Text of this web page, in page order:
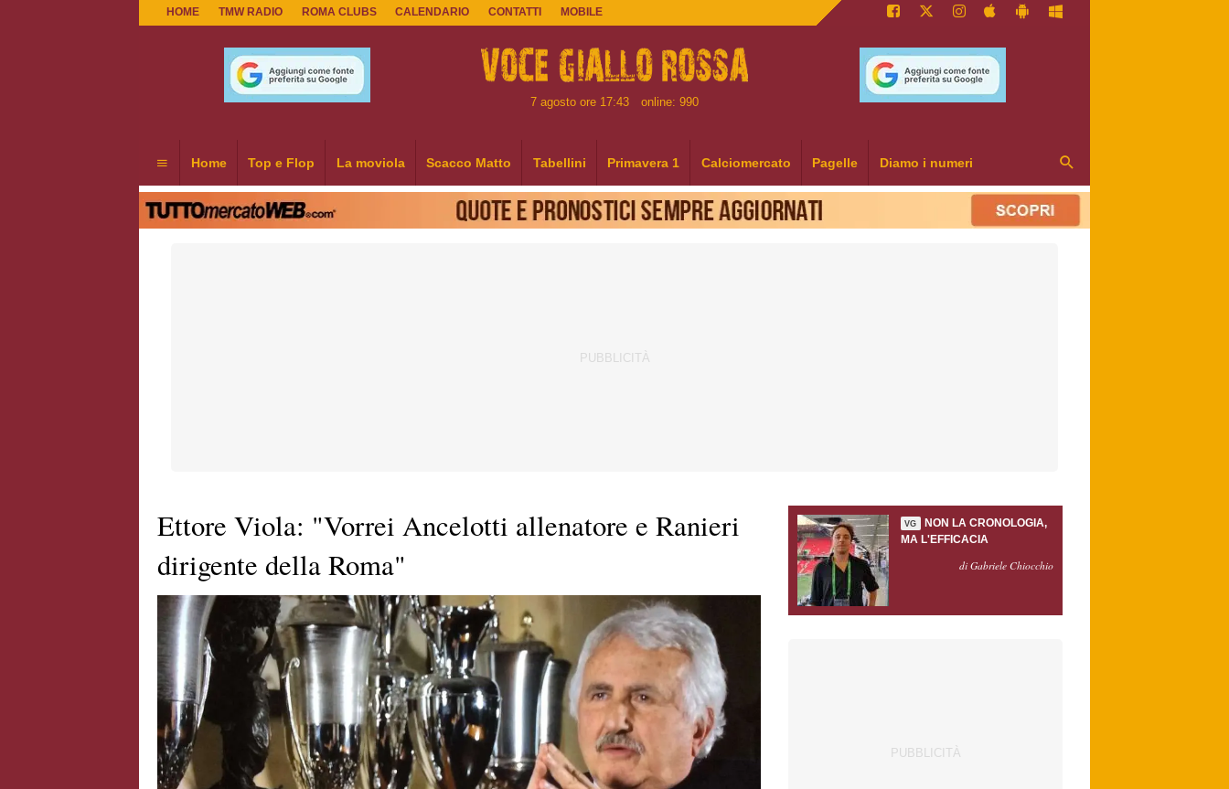
HOME TMW RADIO ROMA CLUBS CALENDARIO CONTATTI MOBILE
7 agosto ore 17:43 online: 990
Home Top e Flop La moviola Scacco Matto Tabellini Primavera 1 Calciomercato Pagelle Diamo i numeri
Ettore Viola: "Vorrei Ancelotti allenatore e Ranieri
dirigente della Roma"
VG
NON LA CRONOLOGIA,
MA L'EFFICACIA
di Gabriele Chiocchio